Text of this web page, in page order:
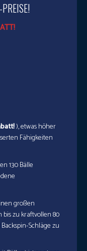
), etwas höher
Fähigkeiten
130 Bälle
großen
bis zu kraftvollen 80
Schläge zu